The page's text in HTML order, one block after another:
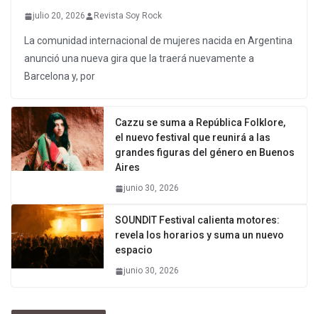
julio 20, 2026 Revista Soy Rock
La comunidad internacional de mujeres nacida en Argentina
anunció una nueva gira que la traerá nuevamente a
Barcelona y, por
Cazzu se suma a República Folklore,
el nuevo festival que reunirá a las
grandes figuras del género en Buenos
Aires
junio 30, 2026
SOUNDIT Festival calienta motores:
revela los horarios y suma un nuevo
espacio
junio 30, 2026